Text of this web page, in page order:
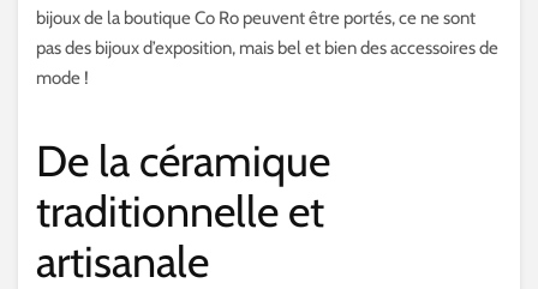
bijoux de la boutique Co Ro peuvent être portés, ce ne sont
pas des bijoux d’exposition, mais bel et bien des accessoires de
mode !
De la céramique
traditionnelle et
artisanale